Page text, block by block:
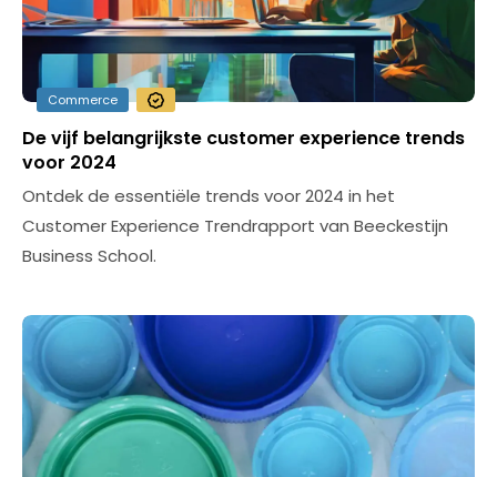
Commerce
De vijf belangrijkste customer experience trends
voor 2024
Ontdek de essentiële trends voor 2024 in het
Customer Experience Trendrapport van Beeckestijn
Business School.